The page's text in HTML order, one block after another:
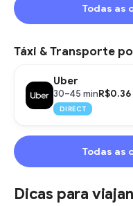
Todas as
Táxi & Transporte
Uber
30–45 minR$0.36
DIRECT
Todas as
Dicas para